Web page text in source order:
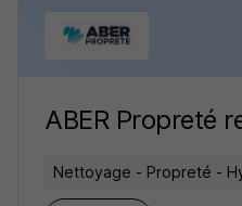
ABER Propreté
Nettoyage - Propreté -